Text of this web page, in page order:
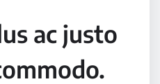
ac justo